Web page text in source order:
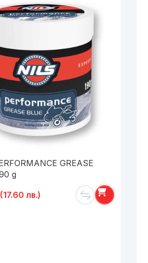
GREASE
g
(17.60 лв.)